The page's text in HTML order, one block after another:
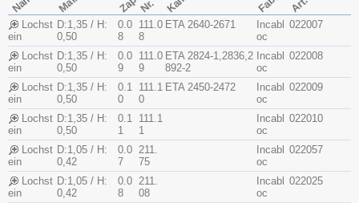
Nr.
Lochst
ein
D:1,35 / H:
0,50
0.0
8
111.0
8
ETA 2640-2671
Incabl
oc
022007
Lochst
ein
D:1,35 / H:
0,50
0.0
9
111.0
9
ETA 2824-1,2836,2
892-2
Incabl
oc
022008
Lochst
ein
D:1,35 / H:
0,50
0.1
0
111.1
0
ETA 2450-2472
Incabl
oc
022009
Lochst
ein
D:1,35 / H:
0,50
0.1
1
111.1
1
Incabl
oc
022010
Lochst
ein
D:1,05 / H:
0,42
0.0
7
211.
75
Incabl
oc
022057
Lochst
ein
D:1,05 / H:
0,42
0.0
8
211.
08
Incabl
oc
022025